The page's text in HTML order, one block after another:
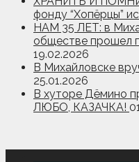
фонду “Хопёрцы”
НАМ 35 ЛЕТ: в
обществе прошел
19.02.2026
В Михайловске
25.01.2026
В хуторе Дёмино
ЛЮБО, КАЗАЧКА!